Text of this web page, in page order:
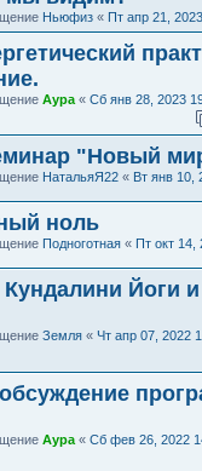
Ньюфиз « Пт апр 21,
Аура « Сб янв 28, 2023
"Новый
НатальяЯ22 « Вт янв 10,
ноль
Подноготная « Пт окт 14,
Кундалини Йоги
Земля « Чт апр 07, 2022
Аура « Сб фев 26, 2022